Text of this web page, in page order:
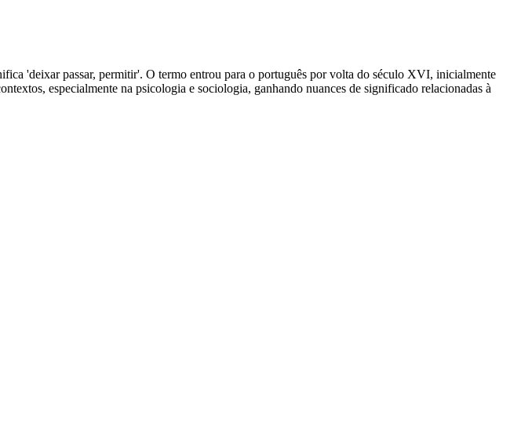
'deixar passar, permitir'. O termo entrou para o português por volta do século XVI, inicialmente
especialmente na psicologia e sociologia, ganhando nuances de significado relacionadas à